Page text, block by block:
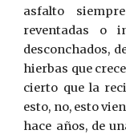
asfalto
reventadas o
desconchados,
hierbas que
cierto que la
esto, no, esto
hace años, de